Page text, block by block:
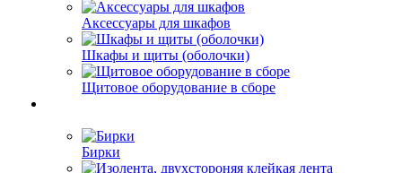
Аксессуары для шкафов
Шкафы и щиты (оболочки)
Щитовое оборудование в сборе
Бирки